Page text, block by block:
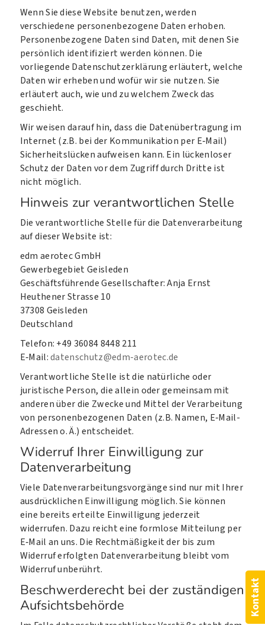
Wenn Sie diese Website benutzen, werden
verschiedene personenbezogene Daten erhoben.
Personenbezogene Daten sind Daten, mit denen Sie
persönlich identifiziert werden können. Die
vorliegende Datenschutzerklärung erläutert, welche
Daten wir erheben und wofür wir sie nutzen. Sie
erläutert auch, wie und zu welchem Zweck das
geschieht.
Wir weisen darauf hin, dass die Datenübertragung im
Internet (z.B. bei der Kommunikation per E‑Mail)
Sicherheitslücken aufweisen kann. Ein lückenloser
Schutz der Daten vor dem Zugriff durch Dritte ist
nicht möglich.
Hinweis zur verantwortlichen Stelle
Die verantwortliche Stelle für die Datenverarbeitung
auf dieser Website ist:
edm aerotec GmbH
Gewerbegebiet Geisleden
Geschäftsführende Gesellschafter: Anja Ernst
Heuthener Strasse 10
37308 Geisleden
Deutschland
Telefon: +49 36084 8448 211
E‑Mail:datenschutz@edm-aerotec.de
Verantwortliche Stelle ist die natürliche oder
juristische Person, die allein oder gemeinsam mit
anderen über die Zwecke und Mittel der Verarbeitung
von personenbezogenen Daten (z.B. Namen, E‑Mail-
Adressen o. Ä.) entscheidet.
Widerruf Ihrer Einwilligung zur
Datenverarbeitung
Viele Datenverarbeitungsvorgänge sind nur mit Ihrer
ausdrücklichen Einwilligung möglich. Sie können
eine bereits erteilte Einwilligung jederzeit
widerrufen. Dazu reicht eine formlose Mitteilung per
E‑Mail an uns. Die Rechtmäßigkeit der bis zum
Widerruf erfolgten Datenverarbeitung bleibt vom
Widerruf unberührt.
Beschwerderecht bei der zuständigen
Aufsichtsbehörde
Kontakt